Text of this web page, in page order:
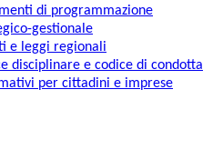
di programmazione
gestionale
e leggi regionali
disciplinare e codice di condotta
per cittadini e imprese